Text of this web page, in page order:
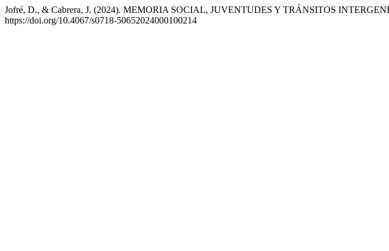
Jofré, D., & Cabrera, J. (2024). MEMORIA SOCIAL, JUVENTUDES Y TRÁNSITOS
https://doi.org/10.4067/s0718-50652024000100214